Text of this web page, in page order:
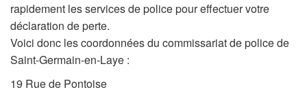
rapidement les services de police pour effectuer votre
déclaration de perte.
Voici donc les coordonnées du commissariat de police de
Saint-Germain-en-Laye :
19 Rue de Pontoise